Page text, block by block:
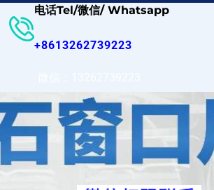
电话Tel/微信/ Whatsapp
+8613262739223